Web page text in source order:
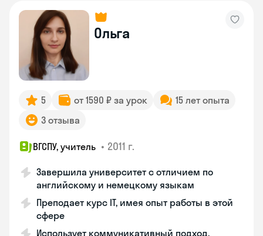
Ольга
5 от 1590 ₽ за урок
15 лет опыта
3 отзыва
ВГСПУ, учитель • 2011 г.
Завершила университет с отличием по
английскому и немецкому языкам
Преподает курс IT, имея опыт работы в этой
сфере
Использует коммуникативный подход,